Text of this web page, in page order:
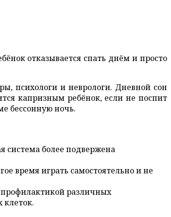
отказывается спать днём и просто
психологи и неврологи. Дневной сон
капризным ребёнок, если не поспит
бессонную ночь.
система более подвержена
время играть самостоятельно и не
профилактикой различных
клеток.